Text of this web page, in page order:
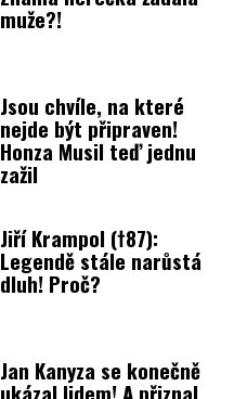
muže?!
Jsou chvíle, na které
nejde být připraven!
Honza Musil teď jednu
zažil
Jiří Krampol (†87):
Legendě stále narůstá
dluh! Proč?
Jan Kanyza se konečně
ukázal lidem! A přiznal